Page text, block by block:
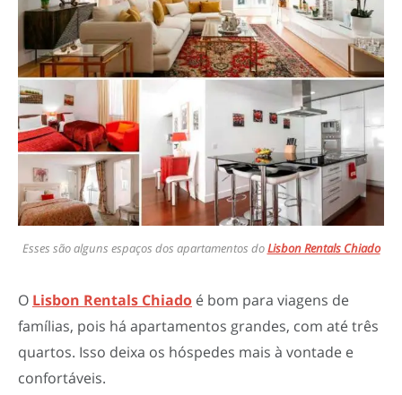
Esses são alguns espaços dos apartamentos doLisbon Rentals Chiado
O Lisbon Rentals Chiado é bom para viagens de
famílias, pois há apartamentos grandes, com até três
quartos. Isso deixa os hóspedes mais à vontade e
confortáveis.